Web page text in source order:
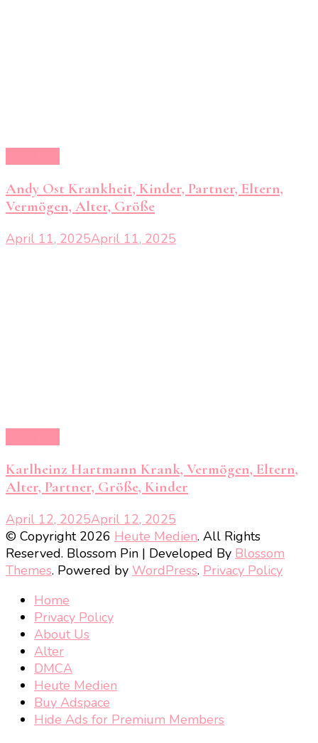
Andy Ost Krankheit, Kinder, Partner, Eltern,
Vermögen, Alter, Größe
April 11, 2025April 11, 2025
Karlheinz Hartmann Krank, Vermögen, Eltern,
Alter, Partner, Größe, Kinder
April 12, 2025April 12, 2025
© Copyright 2026 Heute Medien. All Rights
Reserved. Blossom Pin | Developed By Blossom
Themes. Powered by WordPress. Privacy Policy
Home
Privacy Policy
About Us
Alter
DMCA
Heute Medien
Buy Adspace
Hide Ads for Premium Members